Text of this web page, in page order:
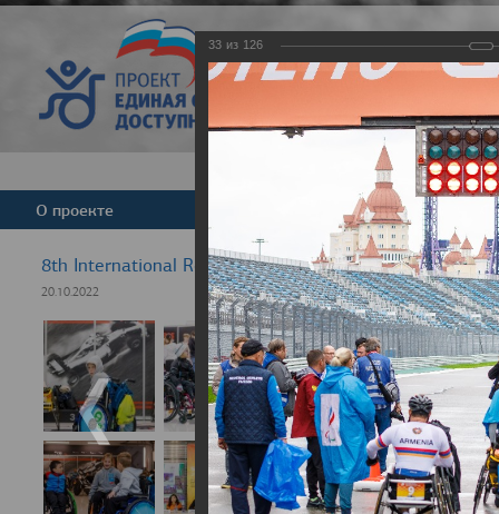
Версия для
О проекте Новости
8th International Rezept-Sport Wheelchair Half
20.10.2022
33 из 126